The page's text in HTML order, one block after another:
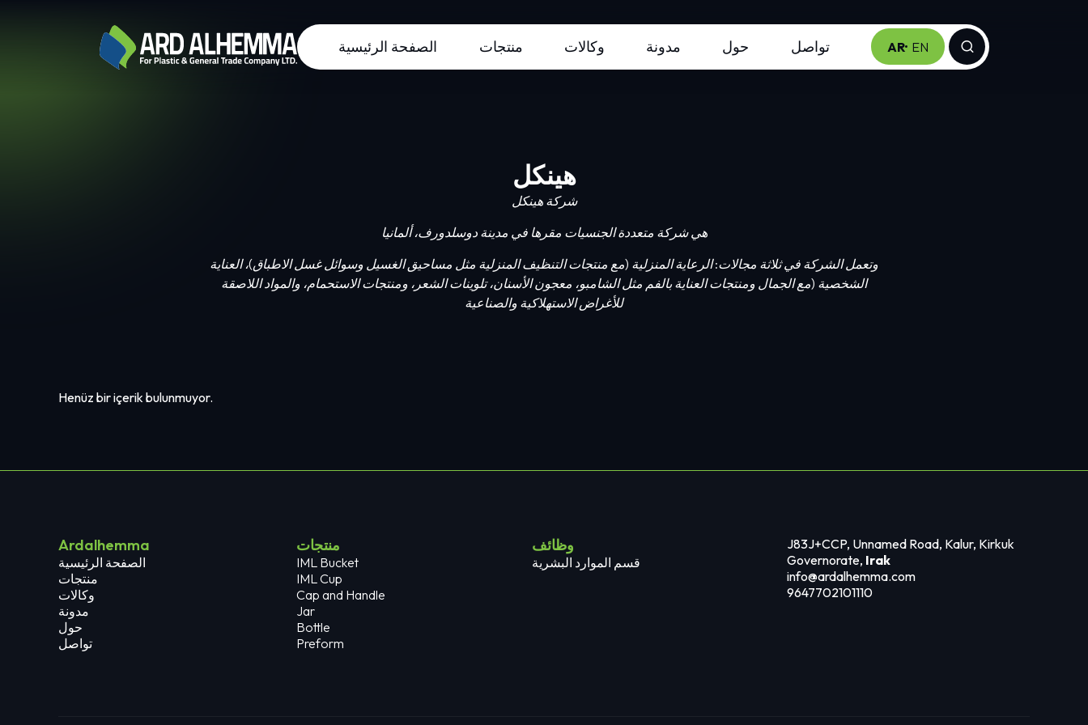
الصفحة الرئيسية منتجات وكالات مدونة حول تواصل AR EN
هينكل
شركة هينكل
هي شركة متعددة الجنسيات مقرها في مدينةدوسلدورف،ألمانيا
وتعمل الشركة في ثلاثة مجالات: الرعاية المنزلية (مع منتجات التنظيف المنزلية مثل مساحيق الغسيل وسوائل غسل الاطباق)، العناية
الشخصية (مع الجمال ومنتجات العناية بالفم مثلالشامبو، معجون الأسنان، تلوينات الشعر، ومنتجات الاستحمام، والمواد اللاصقة
للأغراض الاستهلاكية والصناعية
Henüz bir içerik bulunmuyor.
Ardalhemma
الصفحة الرئيسية
منتجات
وكالات
مدونة
حول
تواصل
منتجات
IML Bucket
IML Cup
Cap and Handle
Jar
Bottle
Preform
وظائف
قسم الموارد البشرية
J83J+CCP, Unnamed Road, Kalur, Kirkuk
Governorate, Irak
info@ardalhemma.com
9647702101110